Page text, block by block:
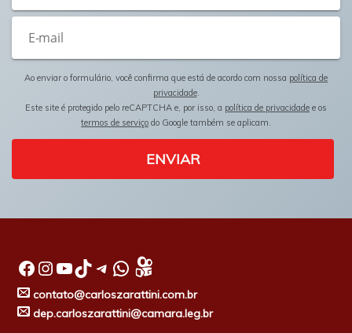
Ao enviar o formulário, você confirma que está de acordo com nossa política de
privacidade.
Este site é protegido pelo reCAPTCHA e, por isso, a política de privacidade e os
termos de serviço do Google também se aplicam.
ENVIAR
Facebook InstagramYoutube TikTok Telegram WhatsApp
contato@carloszarattini.com.br
dep.carloszarattini@camara.leg.br